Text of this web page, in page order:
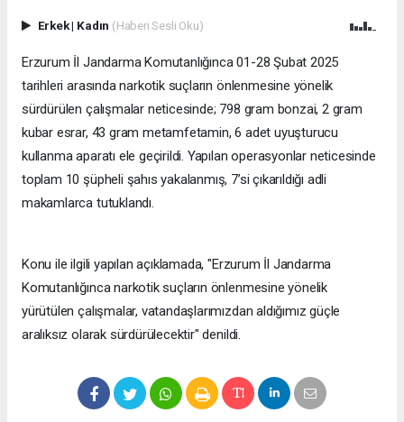
Erkek| Kadın (Haberi Sesli Oku)
Erzurum İl Jandarma Komutanlığınca 01-28 Şubat 2025
tarihleri arasında narkotik suçların önlenmesine yönelik
sürdürülen çalışmalar neticesinde; 798 gram bonzai, 2 gram
kubar esrar, 43 gram metamfetamin, 6 adet uyuşturucu
kullanma aparatı ele geçirildi. Yapılan operasyonlar neticesinde
toplam 10 şüpheli şahıs yakalanmış, 7’si çıkarıldığı adli
makamlarca tutuklandı.
Konu ile ilgili yapılan açıklamada, "Erzurum İl Jandarma
Komutanlığınca narkotik suçların önlenmesine yönelik
yürütülen çalışmalar, vatandaşlarımızdan aldığımız güçle
aralıksız olarak sürdürülecektir" denildi.